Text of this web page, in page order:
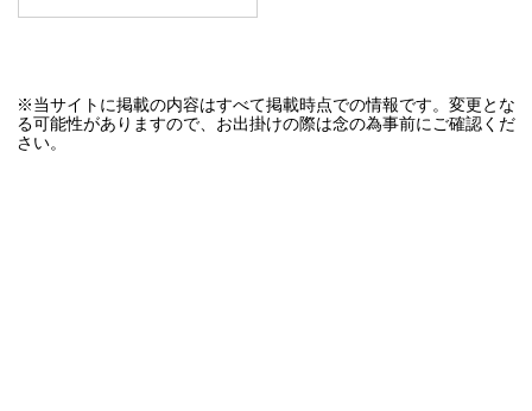
※当サイトに掲載の内容はすべて掲載時点での情報です。変更とな
る可能性がありますので、お出掛けの際は念の為事前にご確認くだ
さい。